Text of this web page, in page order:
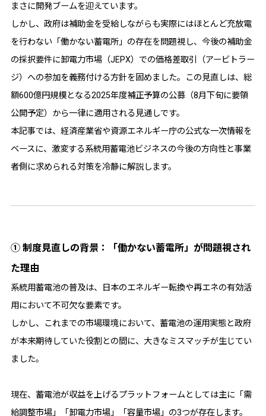
まさに開発ブームを迎えています。
しかし、政府は補助金を受給しながらも実際にはほとんど充放電
を行わない「働かない蓄電所」の存在を問題視し、今後の補助金
の採択要件に卸電力市場（JEPX）での価格差取引（アービトラー
ジ）への参加を義務付ける方針を固めました。この見直しは、総
額600億円規模となる2025年度補正予算の公募（8月下旬に要領
公開予定）から一律に適用される見通しです。
本記事では、経済産業省や資源エネルギー庁の公式な一次情報を
ベースに、激変する系統用蓄電池ビジネスの今後の方向性と事業
者側に求められる対策を冷静に解説します。
① 制度見直しの背景：「働かない蓄電所」が問題視され
た理由
系統用蓄電池の普及は、日本のエネルギー転換や再エネの有効活
用において不可欠な要素です。
しかし、これまでの市場環境において、蓄電池の運用実態と政府
が本来期待していた役割との間に、大きなミスマッチが生じてい
ました。
現在、蓄電池が収益を上げるプラットフォームとしては主に「需
給調整市場」「卸電力市場」「容量市場」の3つが存在します。